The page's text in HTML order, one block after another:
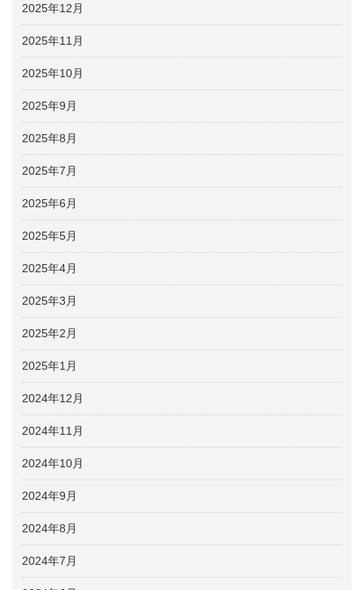
2025年12月
2025年11月
2025年10月
2025年9月
2025年8月
2025年7月
2025年6月
2025年5月
2025年4月
2025年3月
2025年2月
2025年1月
2024年12月
2024年11月
2024年10月
2024年9月
2024年8月
2024年7月